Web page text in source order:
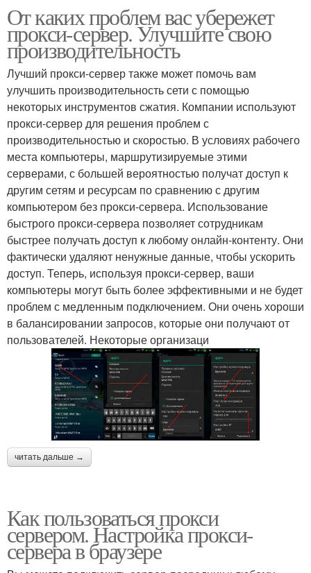
От каких проблем вас убережет
прокси-сервер. Улучшите свою
производительность
Лучший прокси-сервер также может помочь вам
улучшить производительность сети с помощью
некоторых инструментов сжатия. Компании используют
прокси-сервер для решения проблем с
производительностью и скоростью. В условиях рабочего
места компьютеры, маршрутизируемые этими
серверами, с большей вероятностью получат доступ к
другим сетям и ресурсам по сравнению с другим
компьютером без прокси-сервера. Использование
быстрого прокси-сервера позволяет сотрудникам
быстрее получать доступ к любому онлайн-контенту. Они
фактически удаляют ненужные данные, чтобы ускорить
доступ. Теперь, используя прокси-сервер, ваши
компьютеры могут быть более эффективными и не будет
проблем с медленным подключением. Они очень хороши
в балансировании запросов, которые они получают от
пользователей. Некоторые организаци
читать дальше →
Как пользоваться прокси
сервером. Настройка прокси-
сервера в браузере